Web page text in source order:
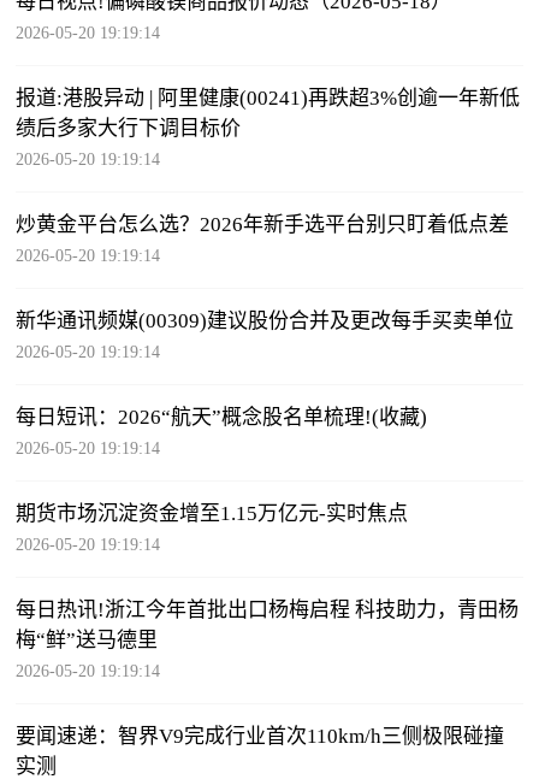
2026-05-20 19:19:14
报道:港股异动 | 阿里健康(00241)再跌超3%创逾一年新低
绩后多家大行下调目标价
2026-05-20 19:19:14
炒黄金平台怎么选？2026年新手选平台别只盯着低点差
2026-05-20 19:19:14
新华通讯频媒(00309)建议股份合并及更改每手买卖单位
2026-05-20 19:19:14
每日短讯：2026“航天”概念股名单梳理!(收藏)
2026-05-20 19:19:14
期货市场沉淀资金增至1.15万亿元-实时焦点
2026-05-20 19:19:14
每日热讯!浙江今年首批出口杨梅启程 科技助力，青田杨
梅“鲜”送马德里
2026-05-20 19:19:14
要闻速递：智界V9完成行业首次110km/h三侧极限碰撞
实测